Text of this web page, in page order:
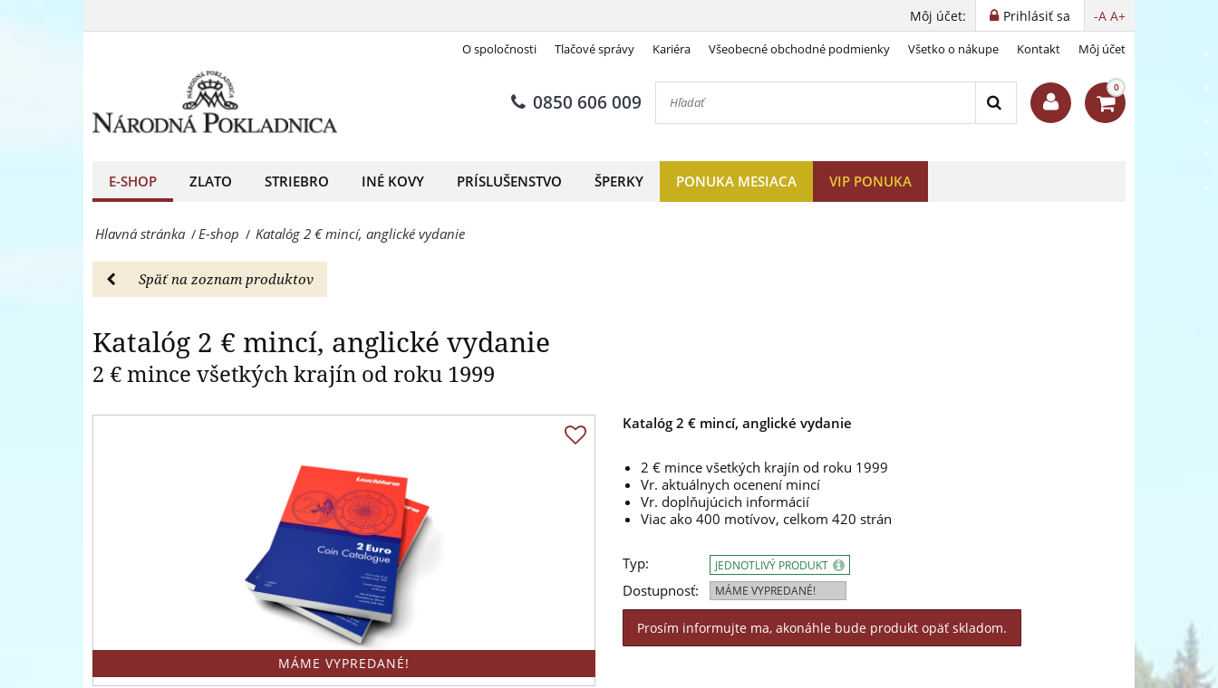
mincí,
vydanie
-
E-
shop
-
Národná
Pokladnica
-A A+
Prihlásiť sa
Môj účet:
O spoločnosti Tlačové správy Kariéra Všeobecné obchodné podmienky Všetko o nákupe Kontakt Môj účet
0850 606 009
0
E-SHOP ZLATO STRIEBRO INÉ KOVY PRÍSLUŠENSTVO ŠPERKY PONUKA MESIACA VIP PONUKA
Hlavná stránka /E-shop / Katalóg 2 € mincí, anglické vydanie
Späť na zoznam produktov
Katalóg 2 € mincí, anglické vydanie
2 € mince všetkých krajín od roku 1999
MÁME VYPREDANÉ!
Katalóg 2 € mincí, anglické vydanie
2 € mince všetkých krajín od roku 1999
Vr. aktuálnych ocenení mincí
Vr. doplňujúcich informácií
Viac ako 400 motívov, celkom 420 strán
Typ:
Dostupnosť:
JEDNOTLIVÝ PRODUKT
MÁME VYPREDANÉ!
Prosím informujte ma, akonáhle bude produkt opäť skladom.
Katalóg 2 € mincí, anglické vydanie
-
Pokladnica
európsky
mincí
a